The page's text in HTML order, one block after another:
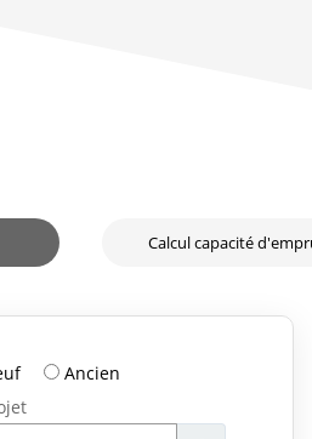
Calcul capacité